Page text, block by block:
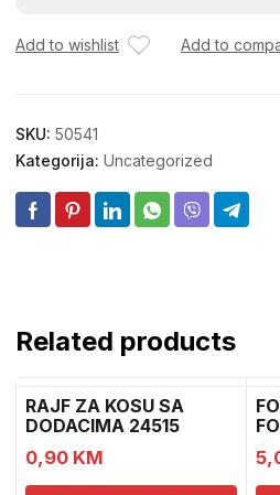
Add to wishlist Add to
SKU: 50541
Kategorija: Uncategorized
Related products
RAJF ZA KOSU SA
DODACIMA 24515
CH52451
0,90 KM